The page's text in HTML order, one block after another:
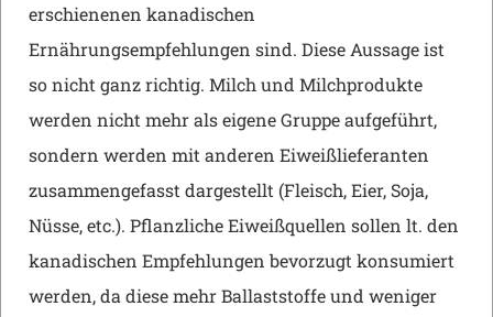
erschienenen kanadischen
Ernährungsempfehlungen sind. Diese Aussage ist
so nicht ganz richtig. Milch und Milchprodukte
werden nicht mehr als eigene Gruppe aufgeführt,
sondern werden mit anderen Eiweißlieferanten
zusammengefasst dargestellt (Fleisch, Eier, Soja,
Nüsse, etc.). Pflanzliche Eiweißquellen sollen lt. den
kanadischen Empfehlungen bevorzugt konsumiert
werden, da diese mehr Ballaststoffe und weniger